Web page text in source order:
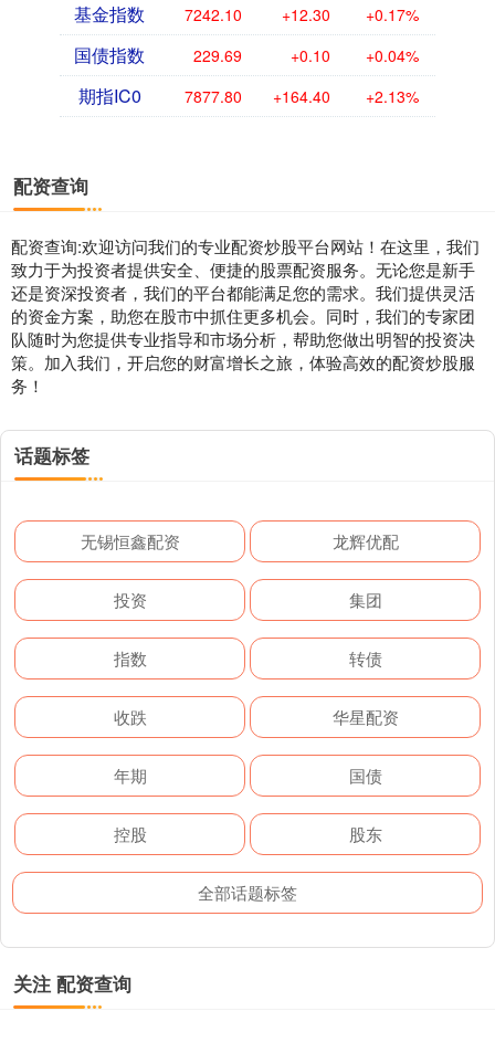
基金指数 7242.10 +12.30 +0.17%
国债指数 229.69 +0.10 +0.04%
期指IC0 7877.80 +164.40 +2.13%
配资查询
配资查询:欢迎访问我们的专业配资炒股平台网站！在这里，我们
致力于为投资者提供安全、便捷的股票配资服务。无论您是新手
还是资深投资者，我们的平台都能满足您的需求。我们提供灵活
的资金方案，助您在股市中抓住更多机会。同时，我们的专家团
队随时为您提供专业指导和市场分析，帮助您做出明智的投资决
策。加入我们，开启您的财富增长之旅，体验高效的配资炒股服
务！
话题标签
无锡恒鑫配资 龙辉优配
投资 集团
指数 转债
收跌 华星配资
年期 国债
控股 股东
全部话题标签
关注 配资查询